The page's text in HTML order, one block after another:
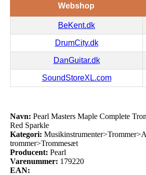
Webshop
BeKent.dk
DrumCity.dk
DanGuitar.dk
SoundStoreXL.com
Navn: Pearl Masters Maple Complete
Red Sparkle
Kategori:
trommer>Trommesæt
Producent: Pearl
Varenummer: 179220
EAN: